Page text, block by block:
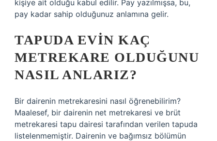
kişiye ait olduğu kabul edilir. Pay yazılmışsa, bu,
pay kadar sahip olduğunuz anlamına gelir.
TAPUDA EVIN KAÇ
METREKARE OLDUĞUNU
NASIL ANLARIZ?
Bir dairenin metrekaresini nasıl öğrenebilirim?
Maalesef, bir dairenin net metrekaresi ve brüt
metrekaresi tapu dairesi tarafından verilen tapuda
listelenmemiştir. Dairenin ve bağımsız bölümün